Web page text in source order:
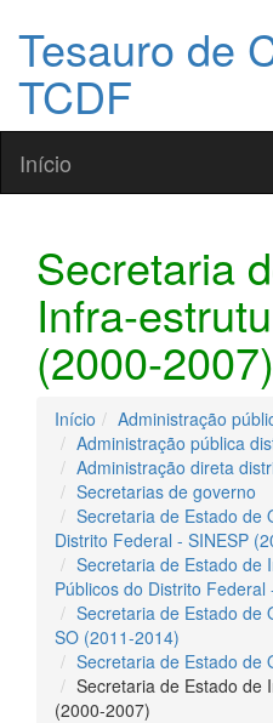
Tesauro de
TCDF
Início
Secretaria
Infra-
(2000-2007)
Início
Administração
Administração pública
Administração direta
Secretarias de governo
Secretaria de Estado de
Distrito Federal - SINESP
Secretaria de Estado de
Públicos do Distrito
Secretaria de Estado de
SO (2011-2014)
Secretaria de Estado de
Secretaria de Estado de
(2000-2007)